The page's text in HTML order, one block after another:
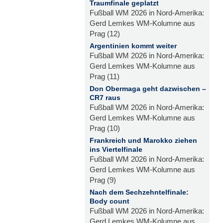
Traumfinale geplatzt
Fußball WM 2026 in Nord-Amerika:
Gerd Lemkes WM-Kolumne aus
Prag (12)
Argentinien kommt weiter
Fußball WM 2026 in Nord-Amerika:
Gerd Lemkes WM-Kolumne aus
Prag (11)
Don Obermaga geht dazwischen –
CR7 raus
Fußball WM 2026 in Nord-Amerika:
Gerd Lemkes WM-Kolumne aus
Prag (10)
Frankreich und Marokko ziehen
ins Viertelfinale
Fußball WM 2026 in Nord-Amerika:
Gerd Lemkes WM-Kolumne aus
Prag (9)
Nach dem Sechzehntelfinale:
Body count
Fußball WM 2026 in Nord-Amerika:
Gerd Lemkes WM-Kolumne aus